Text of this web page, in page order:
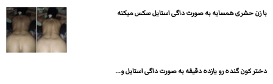
با زن حشری همسایه به صورت داگی استایل سکس میکنه
دختر کون گنده رو یازده دقیقه به صورت داگی استایل و...